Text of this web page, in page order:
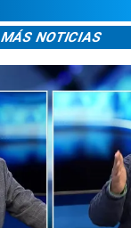
MÁS NOTICIAS